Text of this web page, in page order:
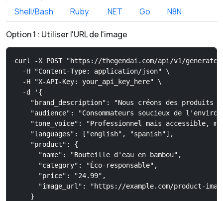
Shell/Bash
Ruby .NET Go N8N
Option 1 : Utiliser l'URL de l'image
curl -X POST "https://thegendai.com/api/v1/
  -H "Content-Type: application/json" \
  -H "X-API-Key: your_api_key_here" \
  -d '{
"brand_description": "Nous créons des produits
"audience": "Consommateurs soucieux de
"tone_voice": "Professionnel mais accessible,
    "languages": ["english", "spanish"],
    "product": {
      "name": "Bouteille d'eau en bambou",
      "category": "Éco-responsable",
      "price": "24.99",
"image_url": "https://example.com/product-
    }